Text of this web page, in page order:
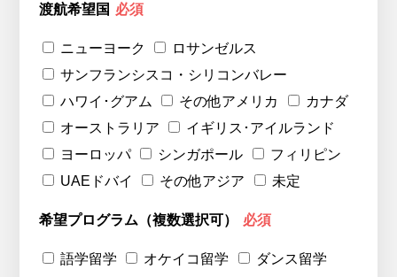
渡航希望国 必須
ニューヨーク
ロサンゼルス
サンフランシスコ・シリコンバレー
ハワイ･グアム
その他アメリカ
カナダ
オーストラリア
イギリス･アイルランド
ヨーロッパ
シンガポール
フィリピン
UAEドバイ
その他アジア 未定
希望プログラム（複数選択可） 必須
語学留学 オケイコ留学
ダンス留学